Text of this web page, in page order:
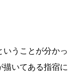
いうことが分かっ
描いてある指宿に